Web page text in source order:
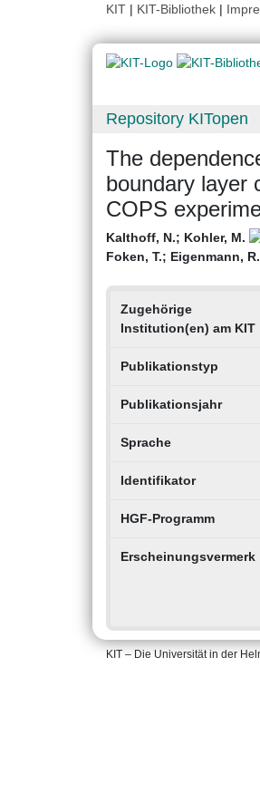
KIT | KIT-Bibliothek |
Repository KITopen
The
boundary layer
COPS
Kalthoff, N.; Kohler, M.
Foken, T.; Eigenmann, R.
Zugehörige
Institution(en) am KIT
Publikationstyp
Publikationsjahr
Sprache
Identifikator
HGF-Programm
Erscheinungsvermerk
KIT – Die Universität in der